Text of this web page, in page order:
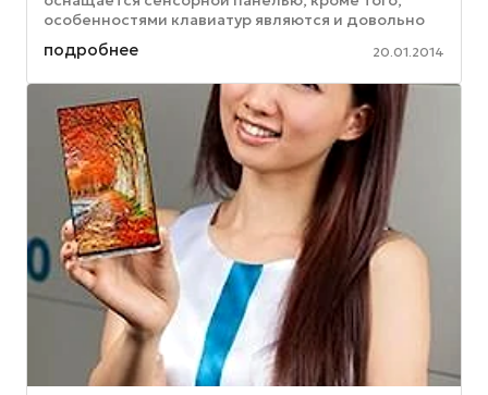
особенностями клавиатур являются и довольно
небольшие размеры обоих девайсов. ...
подробнее 20.01.2014